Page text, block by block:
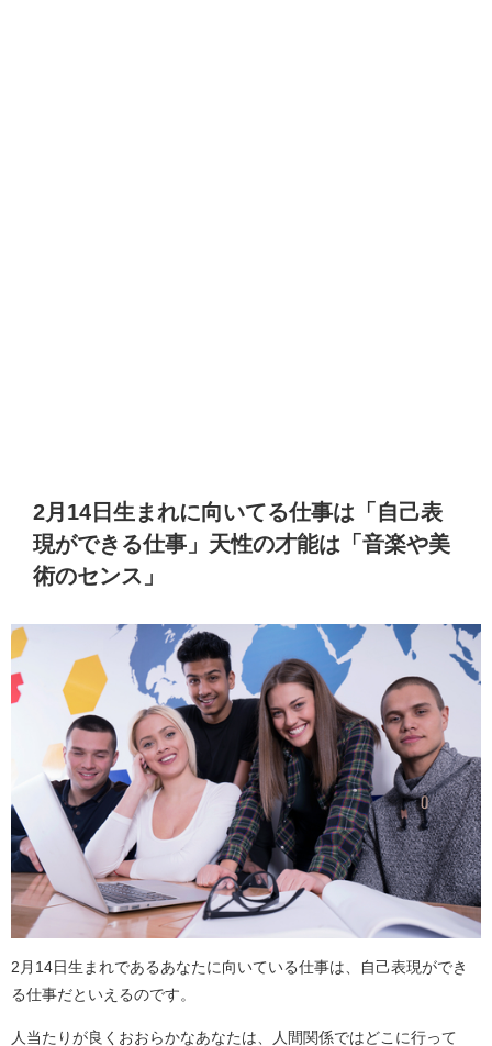
2月14日生まれに向いてる仕事は「自己表
現ができる仕事」天性の才能は「音楽や美
術のセンス」
2月14日生まれであるあなたに向いている仕事は、自己表現ができ
る仕事だといえるのです。
人当たりが良くおおらかなあなたは、人間関係ではどこに行って